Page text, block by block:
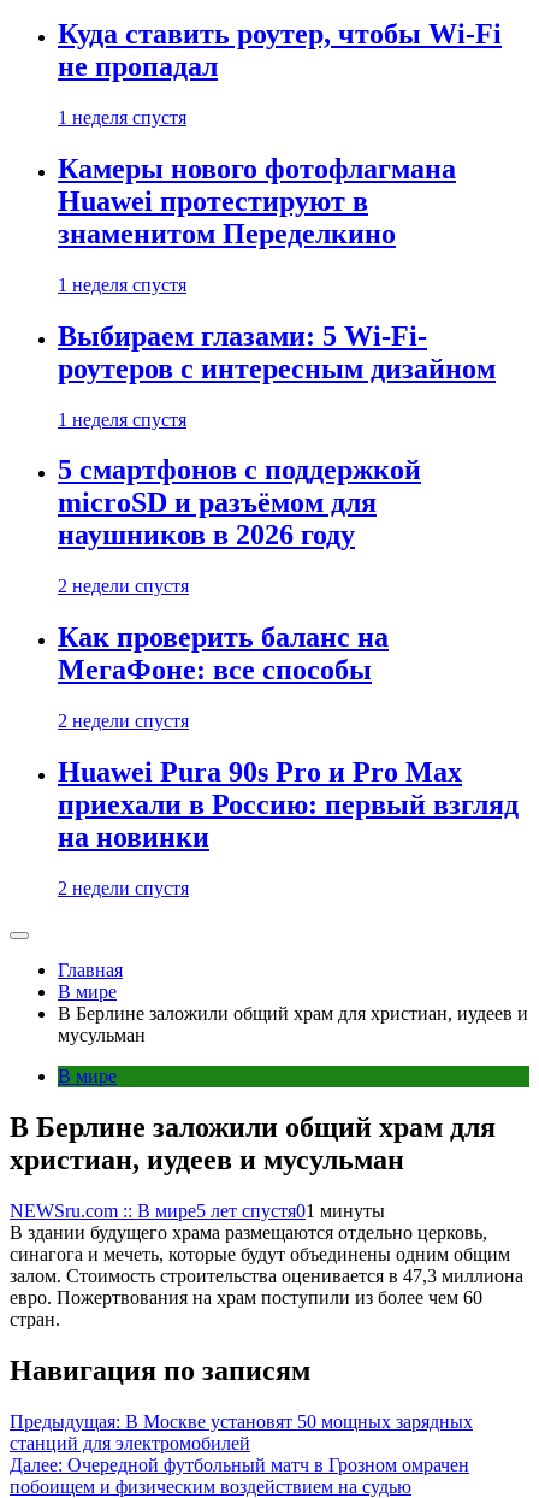
Куда ставить роутер, чтобы Wi-Fi
не пропадал
1 неделя спустя
Камеры нового фотофлагмана
Huawei протестируют в
знаменитом Переделкино
1 неделя спустя
Выбираем глазами: 5 Wi-Fi-
роутеров с интересным дизайном
1 неделя спустя
5 смартфонов с поддержкой
microSD и разъёмом для
наушников в 2026 году
2 недели спустя
Как проверить баланс на
МегаФоне: все способы
2 недели спустя
Huawei Pura 90s Pro и Pro Max
приехали в Россию: первый взгляд
на новинки
2 недели спустя
Главная
В мире
В Берлине заложили общий храм для христиан, иудеев и
мусульман
В мире
В Берлине заложили общий храм для
христиан, иудеев и мусульман
NEWSru.com :: В мире5 лет спустя01 минуты
В здании будущего храма размещаются отдельно церковь,
синагога и мечеть, которые будут объединены одним общим
залом. Стоимость строительства оценивается в 47,3 миллиона
евро. Пожертвования на храм поступили из более чем 60
стран.
Навигация по записям
Предыдущая: В Москве установят 50 мощных зарядных
станций для электромобилей
Далее: Очередной футбольный матч в Грозном омрачен
побоищем и физическим воздействием на судью